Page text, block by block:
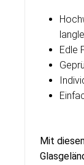
Edle
Mit